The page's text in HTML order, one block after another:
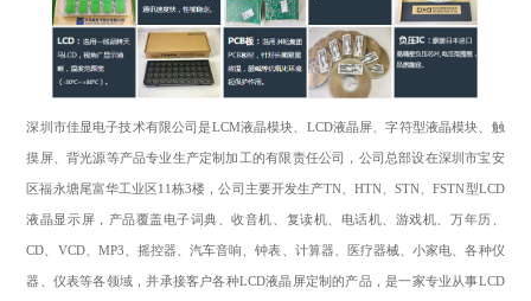
深圳市佳显电子技术有限公司是LCM液晶模块、 LCD液晶屏、字符型液晶模块、触
摸屏、背光源等产品专业生产定制加工的有限责任公司，公司总部设在深圳市宝安
区福永塘尾富华工业区11栋3楼，公司主要开发生产TN、HTN、STN、FSTN型LCD
液晶显示屏，产品覆盖电子词典、收音机、复读机、电话机、游戏机、万年历、
CD、VCD、MP3、摇控器、汽车音响、钟表、计算器、医疗器械、小家电、各种仪
器、仪表等各领域，并承接客户各种LCD液晶屏定制的产品，是一家专业从事LCD